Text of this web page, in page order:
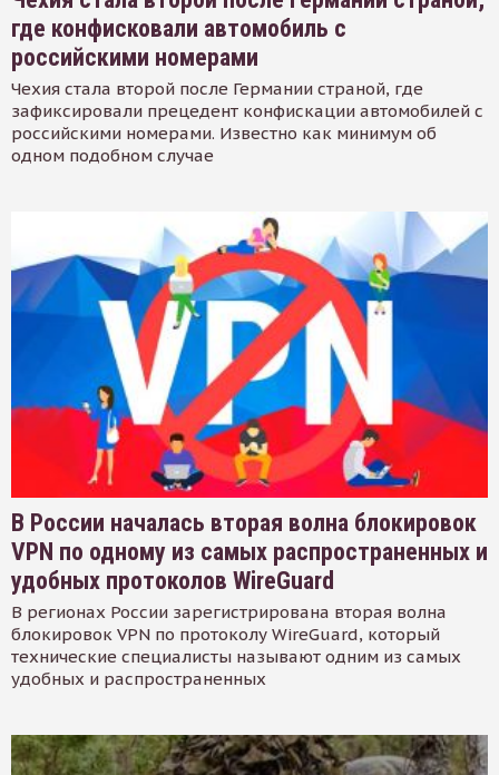
где конфисковали автомобиль с
российскими номерами
Чехия стала второй после Германии страной, где
зафиксировали прецедент конфискации автомобилей с
российскими номерами. Известно как минимум об
одном подобном случае
В России началась вторая волна блокировок
VPN по одному из самых распространенных и
удобных протоколов WireGuard
В регионах России зарегистрирована вторая волна
блокировок VPN по протоколу WireGuard, который
технические специалисты называют одним из самых
удобных и распространенных